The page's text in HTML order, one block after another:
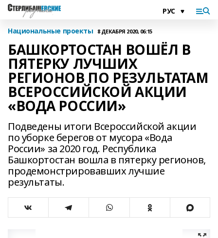
Национальные проекты 8 ДЕКАБРЯ 2020, 06:15
БАШКОРТОСТАН ВОШЁЛ В
ПЯТЕРКУ ЛУЧШИХ
РЕГИОНОВ ПО РЕЗУЛЬТАТАМ
ВСЕРОССИЙСКОЙ АКЦИИ
«ВОДА РОССИИ»
Подведены итоги Всероссийской акции
по уборке берегов от мусора «Вода
России» за 2020 год. Республика
Башкортостан вошла в пятерку регионов,
продемонстрировавших лучшие
результаты.